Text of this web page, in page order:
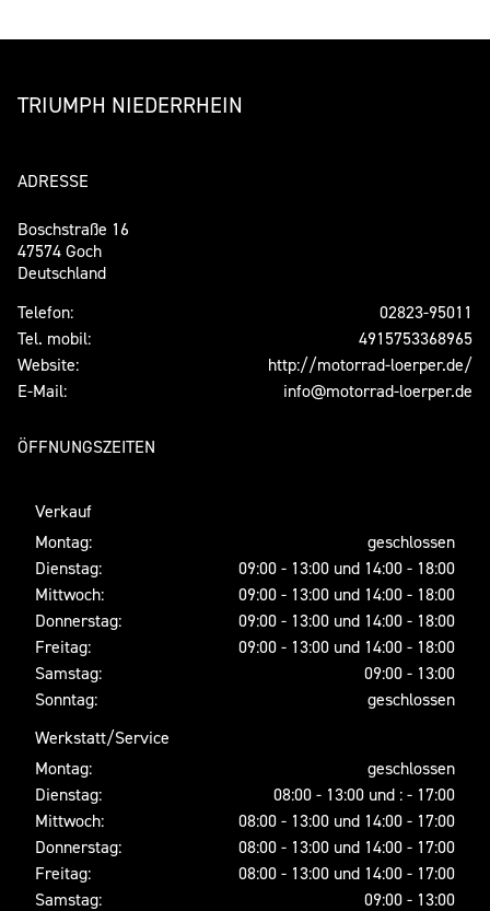
TRIUMPH NIEDERRHEIN
ADRESSE
Boschstraße 16
47574 Goch
Deutschland
Telefon:
02823-95011
Tel. mobil:
4915753368965
Website:
http://motorrad-loerper.de/
E-Mail:
info@motorrad-loerper.de
ÖFFNUNGSZEITEN
Verkauf
Montag:
geschlossen
Dienstag:
09:00 - 13:00 und 14:00 - 18:00
Mittwoch:
09:00 - 13:00 und 14:00 - 18:00
Donnerstag:
09:00 - 13:00 und 14:00 - 18:00
Freitag:
09:00 - 13:00 und 14:00 - 18:00
Samstag:
09:00 - 13:00
Sonntag:
geschlossen
Werkstatt/Service
Montag:
geschlossen
Dienstag:
08:00 - 13:00 und : - 17:00
Mittwoch:
08:00 - 13:00 und 14:00 - 17:00
Donnerstag:
08:00 - 13:00 und 14:00 - 17:00
Freitag:
08:00 - 13:00 und 14:00 - 17:00
Samstag:
09:00 - 13:00